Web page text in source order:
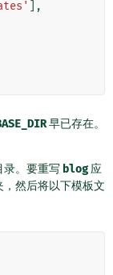
],
早已存在。
录。要重写 blog 应
，然后将以下模板文